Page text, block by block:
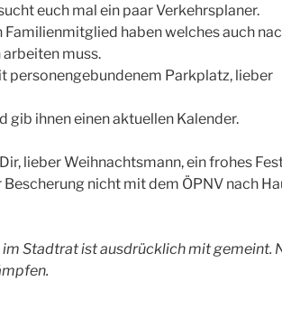
euch mal ein paar Verkehrsplaner.
haben welches auch
arbeiten muss.
personengebundenem Parkplatz, lieber
gib ihnen einen aktuellen Kalender.
lieber Weihnachtsmann, ein frohes
nicht mit dem ÖPNV nach
im Stadtrat ist ausdrücklich mit gemeint.